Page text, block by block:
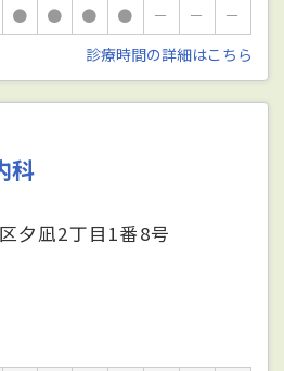
● ● ● ● － －
－
診療時間の詳細はこちら
科
夕凪2丁目1番8号